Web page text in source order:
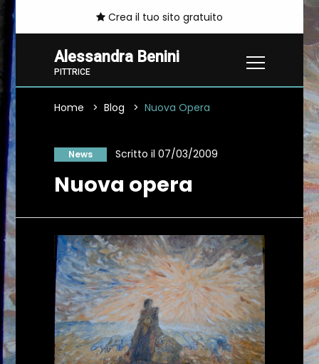
Crea il tuo sito gratuito
Alessandra Benini
PITTRICE
Home Blog Nuova Opera
News Scritto il 07/03/2009
Nuova opera